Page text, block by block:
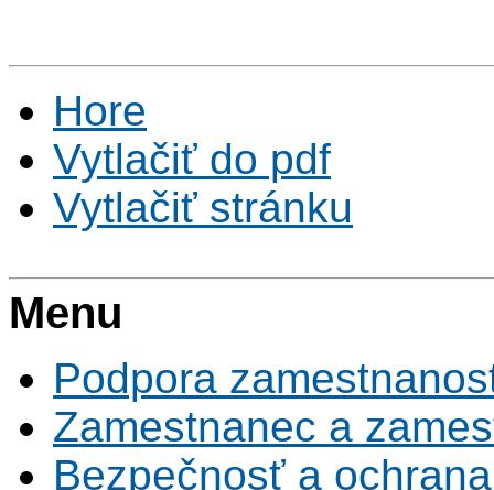
Hore
Vytlačiť do pdf
Vytlačiť stránku
Menu
Podpora
Zamestnanec a
Bezpečnosť a